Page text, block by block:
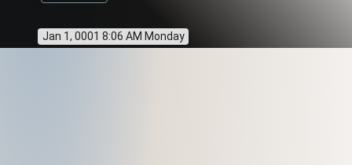
Jan 1, 0001 8:06 AM Monday